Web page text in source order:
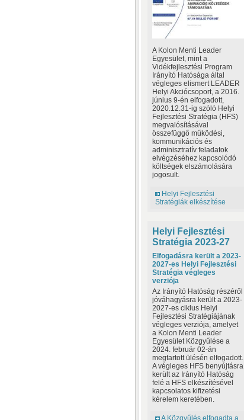
A Kolon Menti Leader
Egyesület, mint a
Vidékfejlesztési Program
Irányító Hatósága által
végleges elismert LEADER
Helyi Akciócsoport, a 2016.
június 9-én elfogadott,
2020.12.31-ig szóló Helyi
Fejlesztési Stratégia (HFS)
megvalósításával
összefüggő működési,
kommunikációs és
adminisztratív feladatok
elvégzéséhez kapcsolódó
költségek elszámolására
jogosult.
Helyi Fejlesztési
Stratégiák elkészítése
Helyi Fejlesztési
Stratégia 2023-27
Elfogadásra került a 2023-
2027-es Helyi Fejlesztési
Stratégia végleges
verziója
Az Irányító Hatóság részéről
jóváhagyásra került a 2023-
2027-es ciklus Helyi
Fejlesztési Stratégiájának
végleges verziója, amelyet
a Kolon Menti Leader
Egyesület Közgyűlése a
2024. február 02-án
megtartott ülésén elfogadott.
A végleges HFS benyújtásra
került az Irányító Hatóság
felé a HFS elkészítésével
kapcsolatos kifizetési
kérelem keretében.
A Közgyűlés elfogadta a